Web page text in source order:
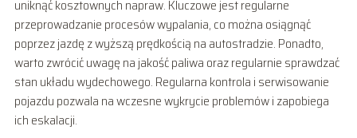
uniknąć kosztownych napraw. Kluczowe jest regularne
przeprowadzanie procesów wypalania, co można osiągnąć
poprzez jazdę z wyższą prędkością na autostradzie. Ponadto,
warto zwrócić uwagę na jakość paliwa oraz regularnie sprawdzać
stan układu wydechowego. Regularna kontrola i serwisowanie
pojazdu pozwala na wczesne wykrycie problemów i zapobiega
ich eskalacji.